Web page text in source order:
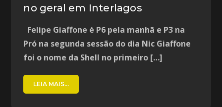
no geral em Interlagos
Felipe Giaffone é P6 pela manhã e P3 na
Pró na segunda sessão do dia Nic Giaffone
foi o nome da Shell no primeiro […]
LEIA MAIS...